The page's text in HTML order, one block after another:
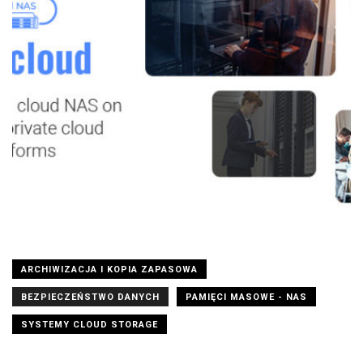
ARCHIWIZACJA I KOPIA ZAPASOWA
BEZPIECZEŃSTWO DANYCH PAMIĘCI MASOWE - NAS
SYSTEMY CLOUD STORAGE